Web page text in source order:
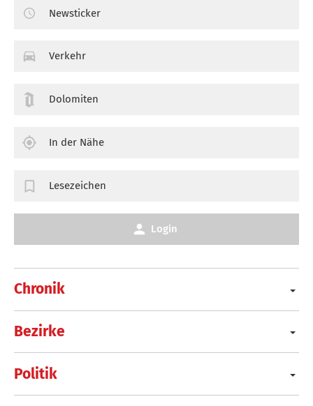
Chronik
Bezirke
Politik
Newsticker
Verkehr
Dolomiten
In der Nähe
Lesezeichen
Login